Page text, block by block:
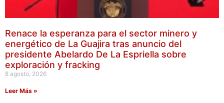
Renace la esperanza para el sector minero y
energético de La Guajira tras anuncio del
presidente Abelardo De La Espriella sobre
exploración y fracking
8 agosto, 2026
Leer Más »